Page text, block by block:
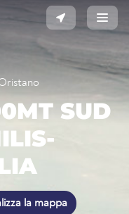
SUD
la mappa